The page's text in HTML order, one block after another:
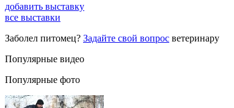
добавить выставку
все выставки
Заболел питомец? Задайте свой вопрос ветеринару
Популярные видео
Популярные фото